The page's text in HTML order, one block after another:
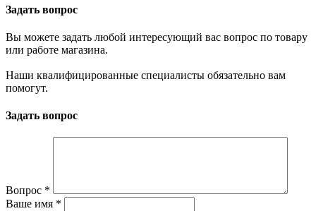
Задать вопрос
Вы можете задать любой интересующий вас вопрос по товару
или работе магазина.
Наши квалифицированные специалисты обязательно вам
помогут.
Задать вопрос
Вопрос *
Ваше имя *